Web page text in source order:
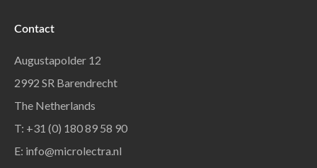
Contact
Augustapolder 12
2992 SR Barendrecht
The Netherlands
T: +31 (0) 180 89 58 90
E: info@microlectra.nl